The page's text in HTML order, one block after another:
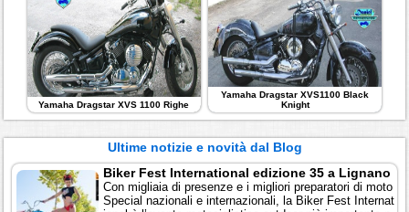
Yamaha Dragstar XVS 1100 Righe
Yamaha Dragstar XVS1100 Black
Knight
Ultime notizie e novità dal Blog
Biker Fest International edizione 35 a Lignano
Con migliaia di presenze e i migliori preparatori di moto
Special nazionali e internazionali, la Biker Fest Internat